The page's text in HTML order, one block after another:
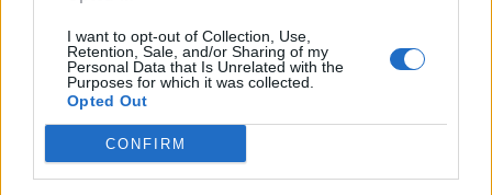
I want to opt-out of Collection, Use,
Retention, Sale, and/or Sharing of my
Personal Data that Is Unrelated with the
Purposes for which it was collected.
Opted Out
CONFIRM
Προβολή PDF Λήψη PDF
Έγκριση μετακίνησης υπαλλήλων για
υπηρεσιακούς λόγους.
Όργανο / Επιτροπή:
ΑΔΑ:
ΑΑ: Ημερομηνία: